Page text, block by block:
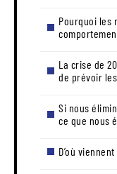
Pourquoi les
La crise de
de prévoir
Si nous
ce que nous
D’où